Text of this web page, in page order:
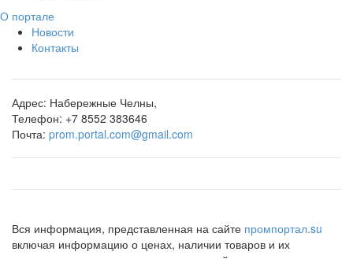
О портале
Новости
Контакты
Адрес: Набережные Челны,
Телефон: +7 8552 383646
Почта: prom.portal.com@gmail.com
Вся информация, представленная на сайте промпортал.su
включая информацию о ценах, наличии товаров и их